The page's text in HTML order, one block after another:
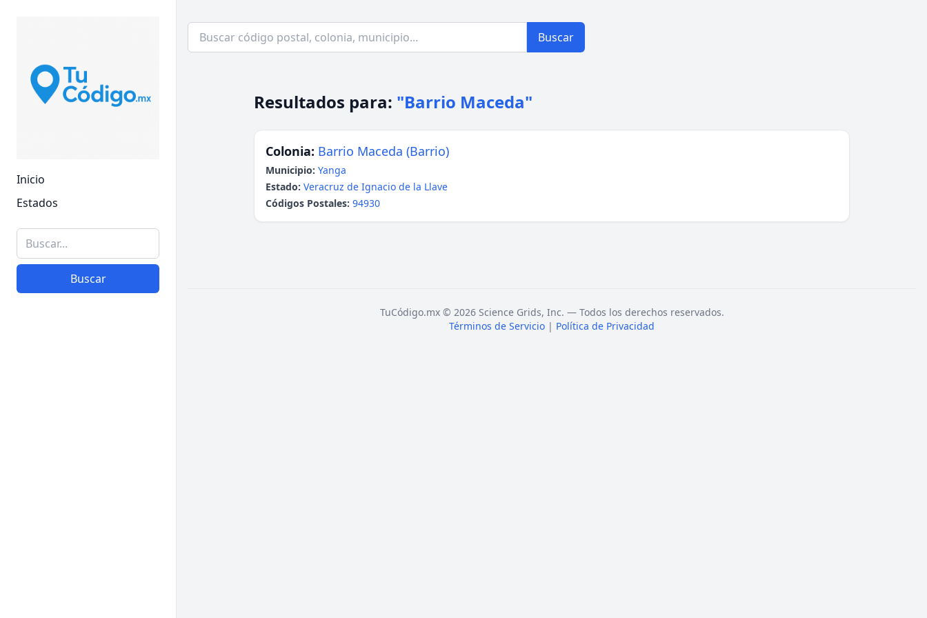
Inicio
Estados
Buscar
Buscar
Resultados para: "Barrio Maceda"
Colonia: Barrio Maceda (Barrio)
Municipio: Yanga
Estado: Veracruz de Ignacio de la Llave
Códigos Postales: 94930
TuCódigo.mx © 2026 Science Grids, Inc. — Todos los derechos reservados.
Términos de Servicio | Política de Privacidad